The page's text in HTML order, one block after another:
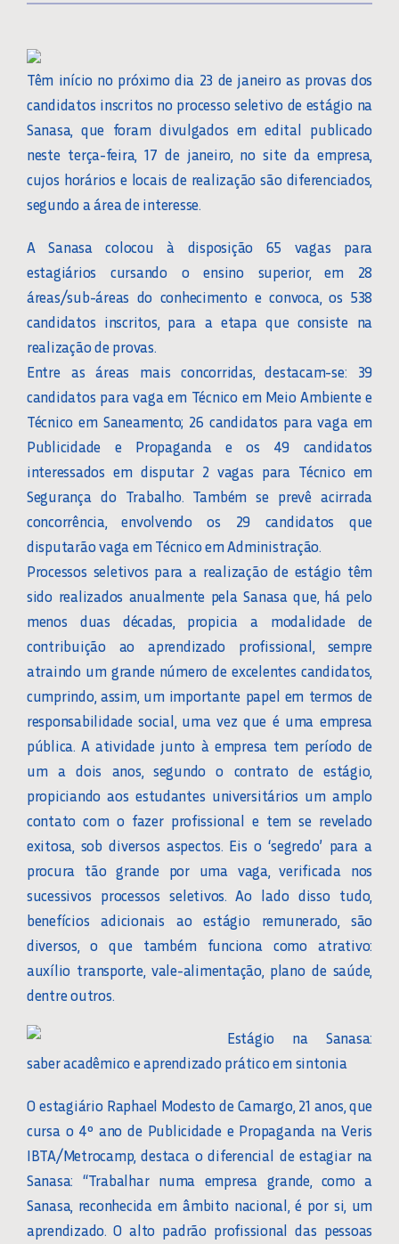
Têm início no próximo dia 23 de janeiro as provas dos
candidatos inscritos no processo seletivo de estágio na
Sanasa, que foram divulgados em edital publicado
neste terça-feira, 17 de janeiro, no site da empresa,
cujos horários e locais de realização são diferenciados,
segundo a área de interesse.
A Sanasa colocou à disposição 65 vagas para
estagiários cursando o ensino superior, em 28
áreas/sub-áreas do conhecimento e convoca, os 538
candidatos inscritos, para a etapa que consiste na
realização de provas.
Entre as áreas mais concorridas, destacam-se: 39
candidatos para vaga em Técnico em Meio Ambiente e
Técnico em Saneamento; 26 candidatos para vaga em
Publicidade e Propaganda e os 49 candidatos
interessados em disputar 2 vagas para Técnico em
Segurança do Trabalho. Também se prevê acirrada
concorrência, envolvendo os 29 candidatos que
disputarão vaga em Técnico em Administração.
Processos seletivos para a realização de estágio têm
sido realizados anualmente pela Sanasa que, há pelo
menos duas décadas, propicia a modalidade de
contribuição ao aprendizado profissional, sempre
atraindo um grande número de excelentes candidatos,
cumprindo, assim, um importante papel em termos de
responsabilidade social, uma vez que é uma empresa
pública. A atividade junto à empresa tem período de
um a dois anos, segundo o contrato de estágio,
propiciando aos estudantes universitários um amplo
contato com o fazer profissional e tem se revelado
exitosa, sob diversos aspectos. Eis o ‘segredo’ para a
procura tão grande por uma vaga, verificada nos
sucessivos processos seletivos. Ao lado disso tudo,
benefícios adicionais ao estágio remunerado, são
diversos, o que também funciona como atrativo:
auxílio transporte, vale-alimentação, plano de saúde,
dentre outros.
Estágio na Sanasa:
saber acadêmico e aprendizado prático em sintonia
O estagiário Raphael Modesto de Camargo, 21 anos, que
cursa o 4º ano de Publicidade e Propaganda na Veris
IBTA/Metrocamp, destaca o diferencial de estagiar na
Sanasa: “Trabalhar numa empresa grande, como a
Sanasa, reconhecida em âmbito nacional, é por si, um
aprendizado. O alto padrão profissional das pessoas